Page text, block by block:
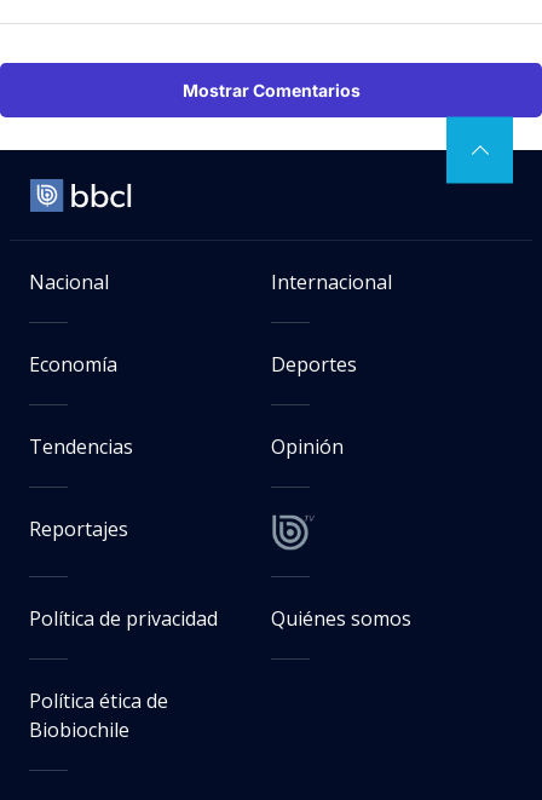
Mostrar Comentarios
Nacional Internacional
Economía Deportes
Tendencias Opinión
Reportajes
Política de privacidad Quiénes somos
Política ética de
Biobiochile